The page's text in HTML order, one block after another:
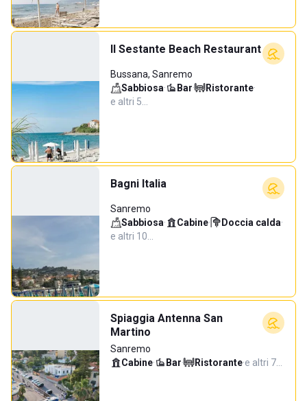
Il Sestante Beach Restaurant
Bussana, Sanremo
Sabbiosa· Bar· Ristorante·
e altri 5…
Bagni Italia
Sanremo
Sabbiosa· Cabine· Doccia calda·
e altri 10…
Spiaggia Antenna San
Martino
Sanremo
Cabine· Bar· Ristorante·e altri 7…